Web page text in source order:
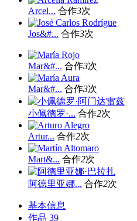
Arcel... 合作3次
Jos&#... 合作3次
Mar&#... 合作3次
Mar&#... 合作3次
小佩德罗·... 合作2次
Artur... 合作2次
Mart&... 合作2次
阿德里亚娜... 合作2次
基本信息
作品 39